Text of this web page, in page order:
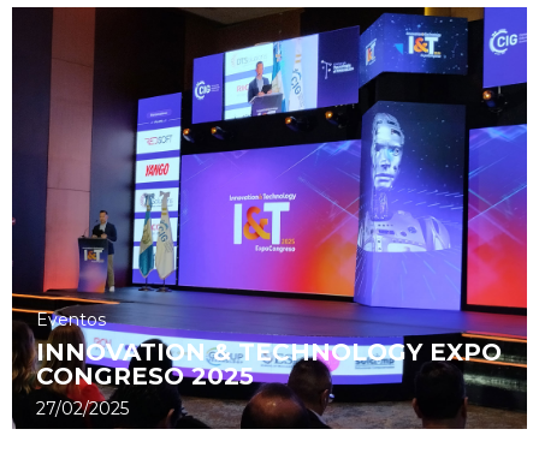
Eventos
INNOVATION & TECHNOLOGY EXPO
CONGRESO 2025
27/02/2025